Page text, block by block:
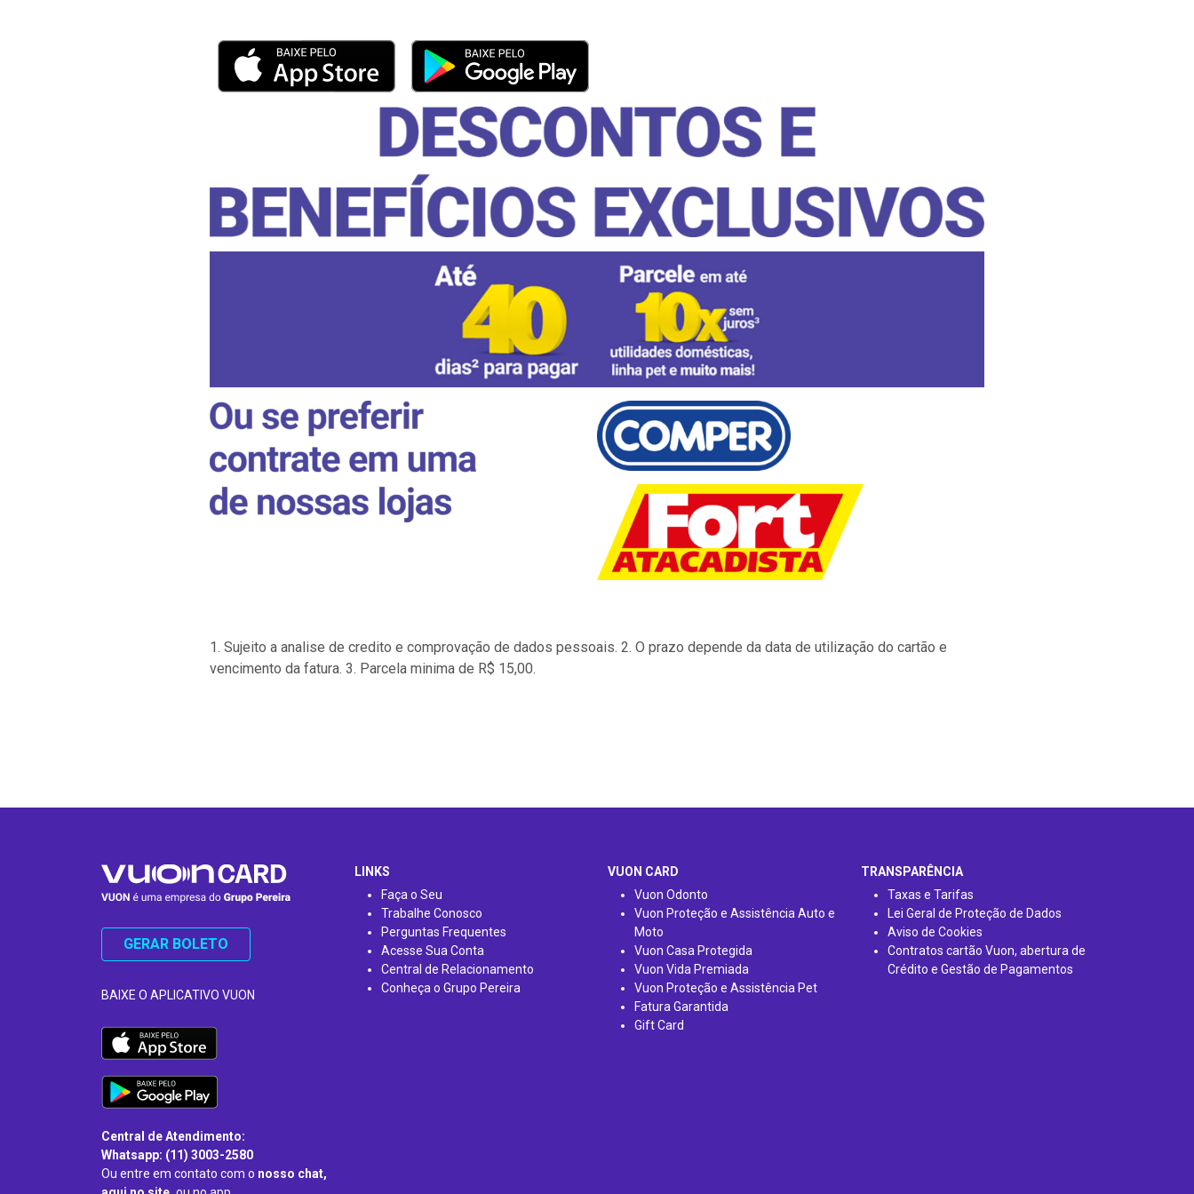
1. Sujeito a analise de credito e comprovação de dados pessoais. 2. O prazo depende da data de utilização do cartão e
vencimento da fatura. 3. Parcela minima de R$ 15,00.
GERAR BOLETO
BAIXE O APLICATIVO VUON
Central de Atendimento:
Whatsapp: (11) 3003-2580
Ou entre em contato com o nosso chat,
LINKS
Faça o Seu
Trabalhe Conosco
Perguntas Frequentes
Acesse Sua Conta
Central de Relacionamento
Conheça o Grupo Pereira
VUON CARD
Vuon Odonto
Vuon Proteção e Assistência Auto e
Moto
Vuon Casa Protegida
Vuon Vida Premiada
Vuon Proteção e Assistência Pet
Fatura Garantida
Gift Card
TRANSPARÊNCIA
Taxas e Tarifas
Lei Geral de Proteção de Dados
Aviso de Cookies
Contratos cartão Vuon, abertura de
Crédito e Gestão de Pagamentos